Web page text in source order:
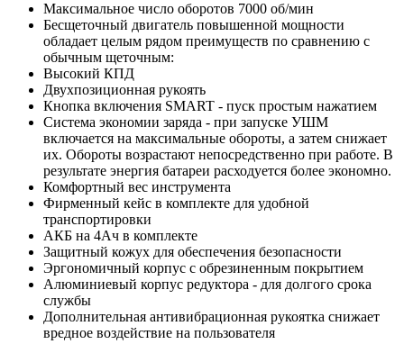
Максимальное число оборотов 7000 об/мин
Бесщеточный двигатель повышенной мощности
обладает целым рядом преимуществ по сравнению с
обычным щеточным:
Высокий КПД
Двухпозиционная рукоять
Кнопка включения SMART - пуск простым нажатием
Система экономии заряда - при запуске УШМ
включается на максимальные обороты, а затем снижает
их. Обороты возрастают непосредственно при работе. В
результате энергия батареи расходуется более экономно.
Комфортный вес инструмента
Фирменный кейс в комплекте для удобной
транспортировки
АКБ на 4Ач в комплекте
Защитный кожух для обеспечения безопасности
Эргономичный корпус с обрезиненным покрытием
Алюминиевый корпус редуктора - для долгого срока
службы
Дополнительная антивибрационная рукоятка снижает
вредное воздействие на пользователя